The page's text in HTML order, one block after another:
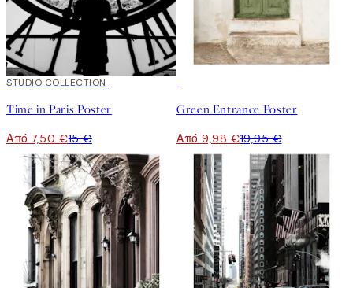
50%*
STUDIO COLLECTION
Time in Paris Poster
Από 7,50 €15 €
Green Entrance Poster
Από 9,98 €19,95 €